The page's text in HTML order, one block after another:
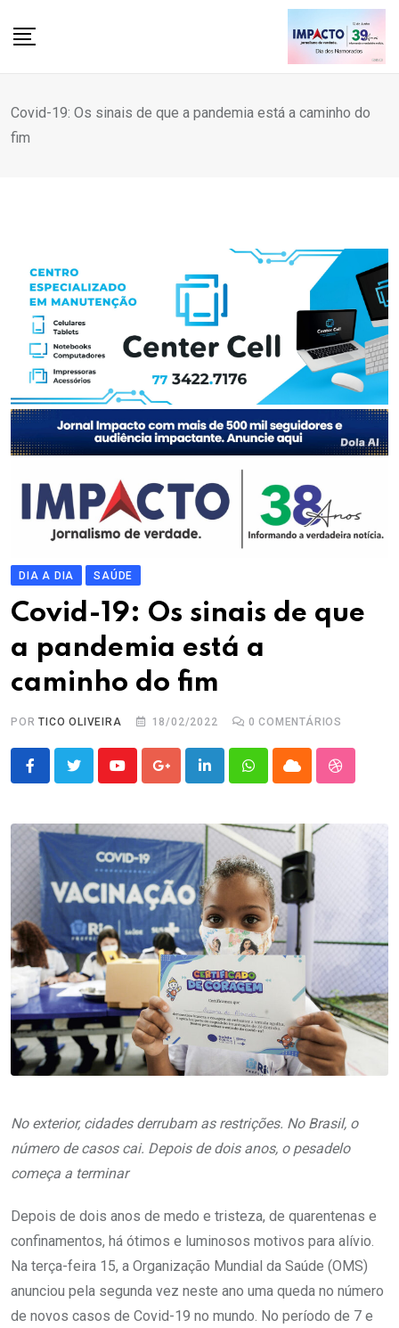
Covid-19: Os sinais de que a pandemia está a caminho do
fim
DIA A DIA SAÚDE
Covid-19: Os sinais de que
a pandemia está a
caminho do fim
PORTICO OLIVEIRA 18/02/2022 0 COMENTÁRIOS
YoutubeGoogle+LinkedInWhatsappCloud
No exterior, cidades derrubam as restrições. No Brasil, o
número de casos cai. Depois de dois anos, o pesadelo
começa a terminar
Depois de dois anos de medo e tristeza, de quarentenas e
confinamentos, há ótimos e luminosos motivos para alívio.
Na terça-feira 15, a Organização Mundial da Saúde (OMS)
anunciou pela segunda vez neste ano uma queda no número
de novos casos de Covid-19 no mundo. No período de 7 e